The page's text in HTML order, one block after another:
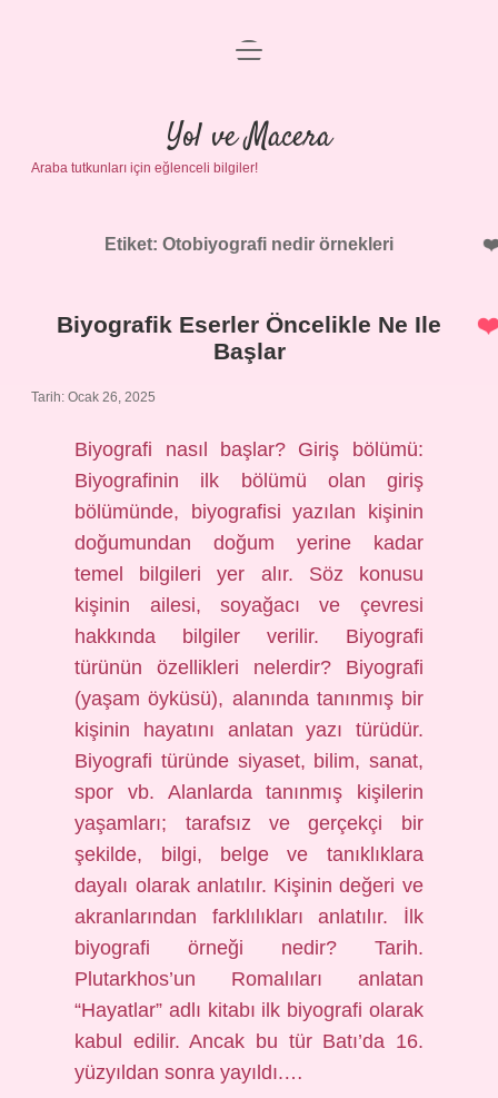
Anasayfa
Gizlilik Politikası
Yasal Uyarı
menüyü
Yol ve Macera
Araba tutkunları için eğlenceli bilgiler!
Etiket: Otobiyografi nedir örnekleri
Biyografik Eserler Öncelikle Ne Ile
Başlar
Tarih: Ocak 26, 2025
Biyografi nasıl başlar? Giriş bölümü:
Biyografinin ilk bölümü olan giriş
bölümünde, biyografisi yazılan kişinin
doğumundan doğum yerine kadar
temel bilgileri yer alır. Söz konusu
kişinin ailesi, soyağacı ve çevresi
hakkında bilgiler verilir. Biyografi
türünün özellikleri nelerdir? Biyografi
(yaşam öyküsü), alanında tanınmış bir
kişinin hayatını anlatan yazı türüdür.
Biyografi türünde siyaset, bilim, sanat,
spor vb. Alanlarda tanınmış kişilerin
yaşamları; tarafsız ve gerçekçi bir
şekilde, bilgi, belge ve tanıklıklara
dayalı olarak anlatılır. Kişinin değeri ve
akranlarından farklılıkları anlatılır. İlk
biyografi örneği nedir? Tarih.
Plutarkhos’un Romalıları anlatan
“Hayatlar” adlı kitabı ilk biyografi olarak
kabul edilir. Ancak bu tür Batı’da 16.
yüzyıldan sonra yayıldı.…